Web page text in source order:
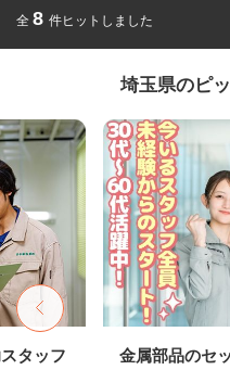
全 8 件ヒットしました
埼玉県のピ
タッフ 金属部品のセ